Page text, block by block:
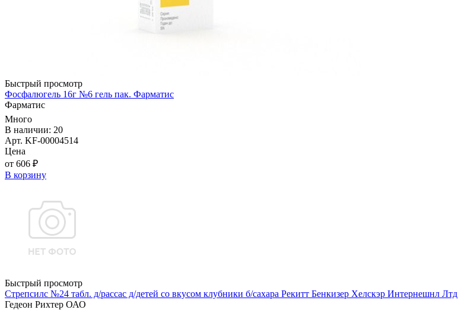
Быстрый просмотр
Фосфалюгель 16г №6 гель пак. Фарматис
Фарматис
Много
В наличии: 20
Арт. KF-00004514
Цена
от 606 ₽
В корзину
Быстрый просмотр
Стрепсилс №24 табл. д/рассас д/детей со вкусом клубники б/сахара Рекитт Бенкизер Хелскэр Интернешнл Лтд
Гедеон Рихтер ОАО